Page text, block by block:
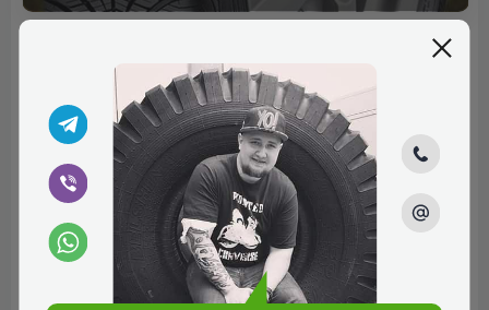
Роман
Користуюсь Quadraxer 3 уже декілька місяців — загалом
враження хороше. Шина справді всесезонна: в суху
погоду керованість стабільна, гальмування
передбачуване. У мокрих умовах — дренаж протектора
працює добре, аквапланування виникає зрідка. На снігу
та при невеликому льодові — теж непогано, хоча не як у
спеціалізованій зимовій гумі.